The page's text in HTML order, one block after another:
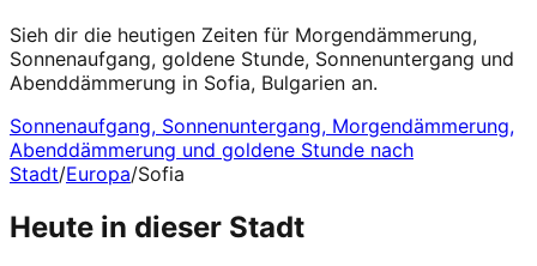
Sieh dir die heutigen Zeiten für Morgendämmerung,
Sonnenaufgang, goldene Stunde, Sonnenuntergang und
Abenddämmerung in Sofia, Bulgarien an.
Sonnenaufgang, Sonnenuntergang, Morgendämmerung,
Abenddämmerung und goldene Stunde nach
Stadt/Europa/Sofia
Heute in dieser Stadt